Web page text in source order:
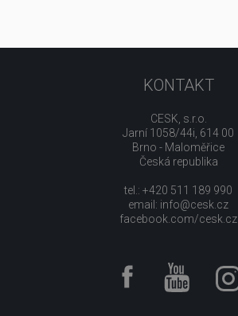
KONTAKT
CESK, s.r.o.
Jarní 1058/44i, 614 00
Brno - Maloměřice
Česká republika
tel.: +420 511 189 990
email: info@cesk.cz
facebook.com/cesk.cz